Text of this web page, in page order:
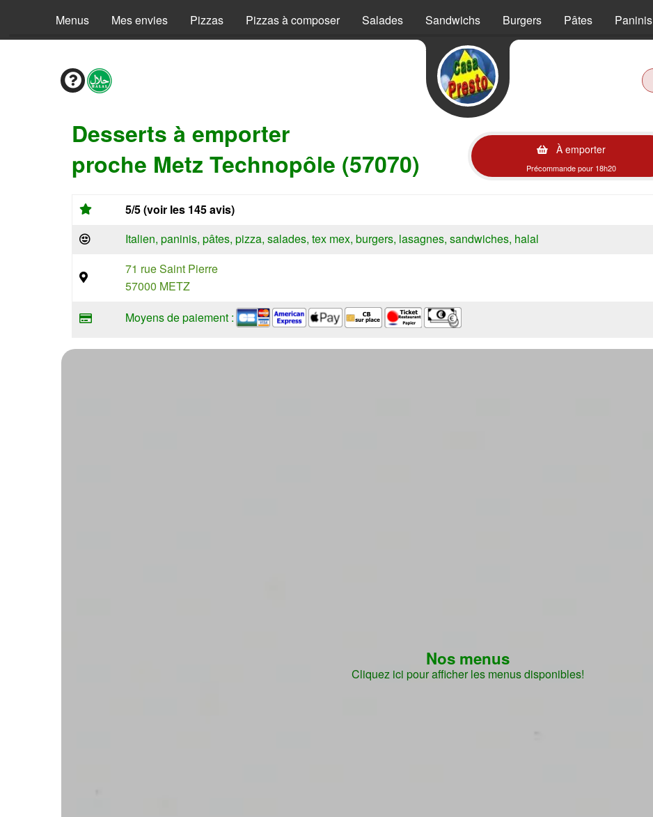
Menus Mes envies Pizzas Pizzas à composer Salades Sandwichs Burgers Pâtes Paninis
Desserts à emporter
proche Metz Technopôle (57070)
À emporter
Précommande pour 18h20
5/5 (voir les 145 avis)
Italien, paninis, pâtes, pizza, salades, tex mex, burgers, lasagnes, sandwiches, halal
71 rue Saint Pierre
57000 METZ
Moyens de paiement :
Nos menus
Cliquez ici pour afficher les menus disponibles!